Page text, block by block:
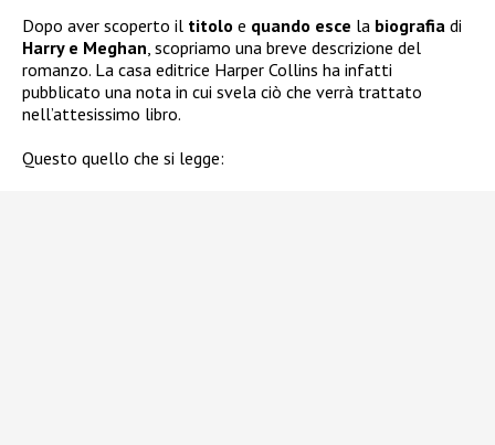
Dopo aver scoperto il titolo e quando esce la biografia di
Harry e Meghan, scopriamo una breve descrizione del
romanzo. La casa editrice Harper Collins ha infatti
pubblicato una nota in cui svela ciò che verrà trattato
nell’attesissimo libro.
Questo quello che si legge: